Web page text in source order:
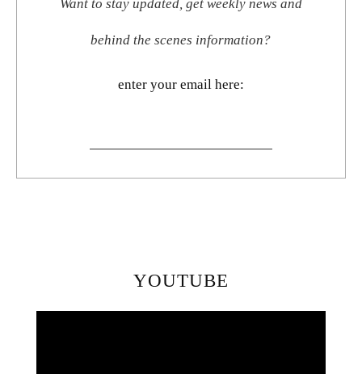
Want to stay updated, get weekly news and
behind the scenes information?
enter your email here:
YOUTUBE